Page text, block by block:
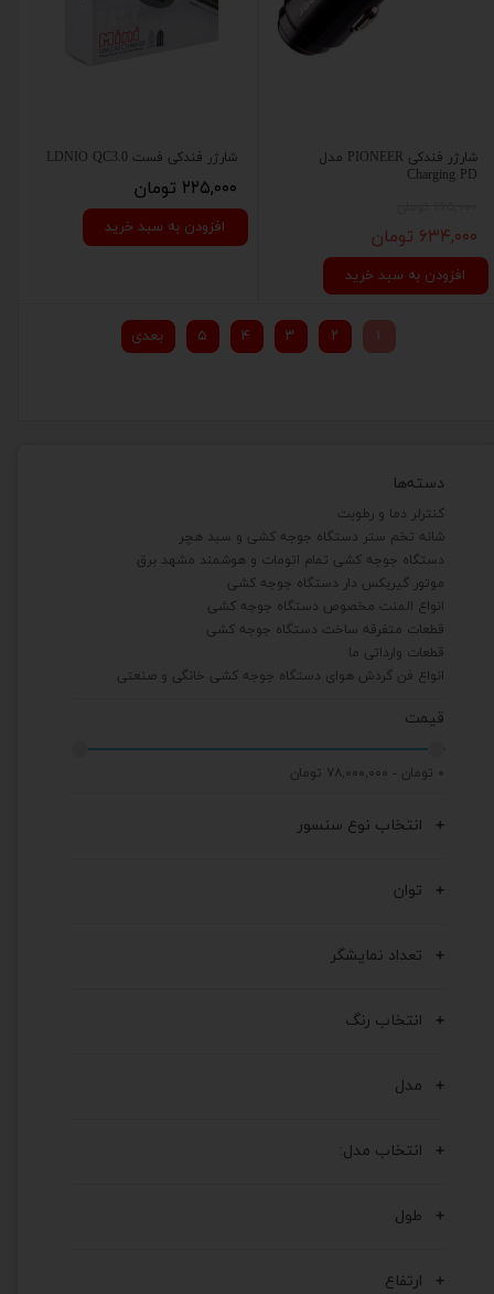
دسته‌ها
کنترلر دما و رطوبت
شانه تخم ستر دستگاه جوجه کشی و سبد هچر
دستگاه جوجه کشی تمام اتومات و هوشمند مشهد برق
موتور گیربکس دار دستگاه جوجه کشی
انواع المنت مخصوص دستگاه جوجه کشی
قطعات متفرقه ساخت دستگاه جوجه کشی
قطعات وارداتی ما
انواع فن گردش هوای دستگاه جوجه کشی خانگی و صنعتی
قیمت
۰ تومان - ۷۸,۰۰۰,۰۰۰ تومان
انتخاب نوع سنسور
توان
تعداد نمایشگر
انتخاب رنگ
مدل
انتخاب مدل:
طول
ارتفاع
شارژر فندکی PIONEER مدل
Charging PD
۶۳۴,۰۰۰ تومان
افزودن به سبد خرید
شارژر فندکی فست LDNIO QC3.0
۲۲۵,۰۰۰ تومان
افزودن به سبد خرید
۱ ۲ ۳ ۴ ۵ بعدی